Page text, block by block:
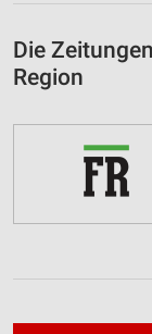
Die
Region